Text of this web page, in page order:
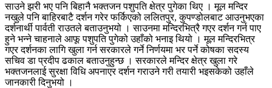
साउने झरी भए पनि बिहानै भक्तजन पशुपति क्षेत्र पुगेका थिए । मूल मन्दिर
नखुले पनि बाहिरबाटै दर्शन गरेर फर्किएको ललितपुर, कुपण्डोलबाट आउनुभएका
दर्शनार्थी पार्वती राउतले बताउनुभयो । साउनमा मन्दिरभित्रै गएर दर्शन गर्न पाए
हुने भन्ने चाहनाले आफू पशुपति पुगेको उहाँको भनाइ थियो । मूल मन्दिरभित्र
गएर दर्शनका लागि खुला गर्न सरकारले गर्ने निर्णयमा भर पर्ने कोषका सदस्य
सचिव डा प्रदीप ढकाल बताउनुहुन्छ । सरकारले मन्दिर क्षेत्र खुला गरे
भक्तजनलाई सुरक्षा विधि अपनाएर दर्शन गराउने गरी तयारी भइसकेको उहाँले
जानकारी दिनुभयो ।